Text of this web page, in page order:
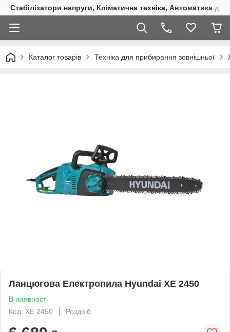
Стабілізатори напруги, Кліматична техніка, Автоматика
Каталог товарів Техніка для прибирання зовнішньої
Ланцюгова Електропила Hyundai XE 2450
В наявності
Код: XE 2450
Роздріб